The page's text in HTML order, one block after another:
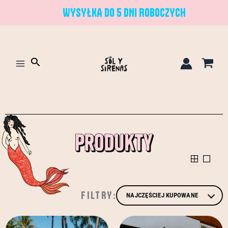
WYSYŁKA DO 5 DNI ROBOCZYCH
Szukaj
FILTRY:
Ten